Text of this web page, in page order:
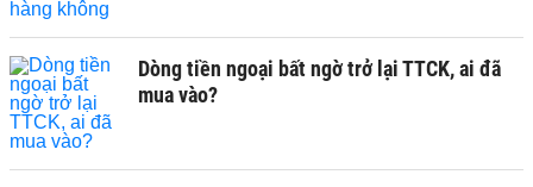
Dòng tiền ngoại bất ngờ trở lại TTCK, ai đã
mua vào?